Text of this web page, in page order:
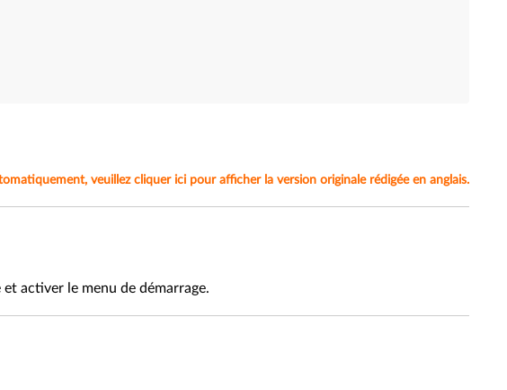
veuillez cliquer ici pour afficher la version originale rédigée en anglais.
activer le menu de démarrage.